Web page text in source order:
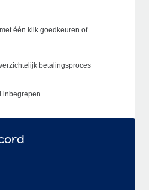
één klik goedkeuren of
betalingsproces
inbegrepen